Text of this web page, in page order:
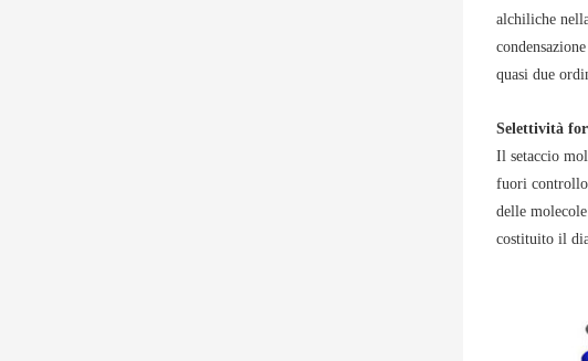
alchiliche
quasi due
Selettività
Il setaccio
fuori controllo
delle
costituito il